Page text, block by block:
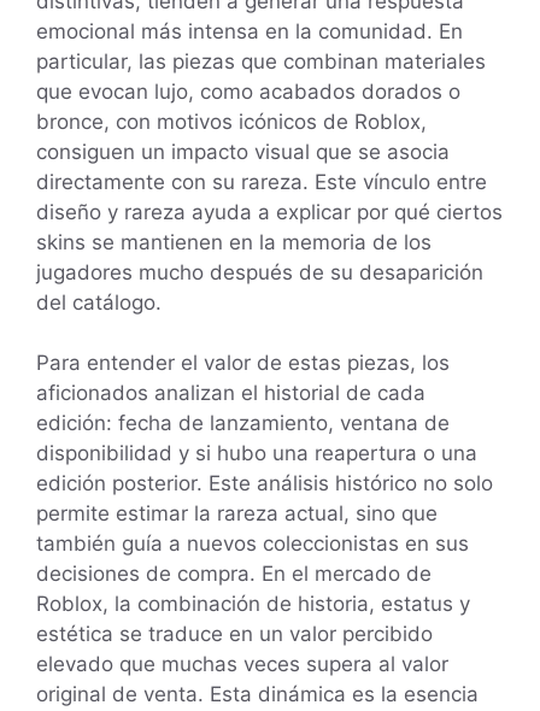
emocional más intensa en la comunidad. En
particular, las piezas que combinan materiales
que evocan lujo, como acabados dorados o
bronce, con motivos icónicos de Roblox,
consiguen un impacto visual que se asocia
directamente con su rareza. Este vínculo entre
diseño y rareza ayuda a explicar por qué ciertos
skins se mantienen en la memoria de los
jugadores mucho después de su desaparición
del catálogo.
Para entender el valor de estas piezas, los
aficionados analizan el historial de cada
edición: fecha de lanzamiento, ventana de
disponibilidad y si hubo una reapertura o una
edición posterior. Este análisis histórico no solo
permite estimar la rareza actual, sino que
también guía a nuevos coleccionistas en sus
decisiones de compra. En el mercado de
Roblox, la combinación de historia, estatus y
estética se traduce en un valor percibido
elevado que muchas veces supera al valor
original de venta. Esta dinámica es la esencia